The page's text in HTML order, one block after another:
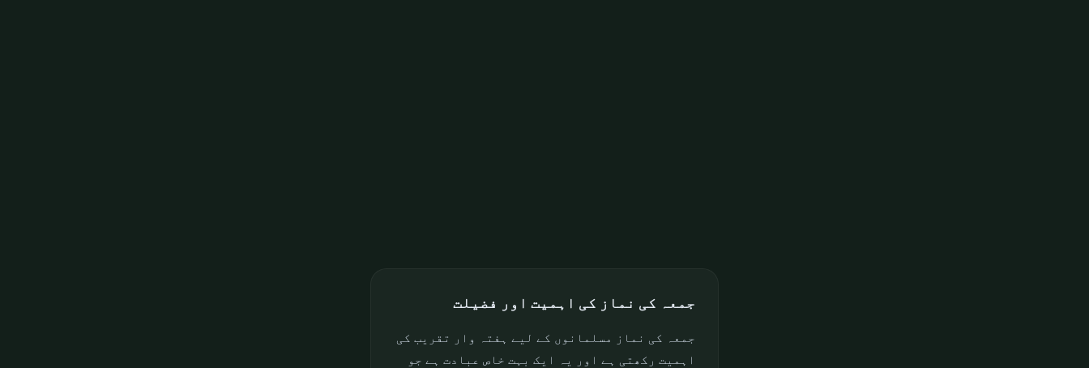
جمعہ کی نماز کی اہمیت اور فضیلت
جمعہ کی نماز مسلمانوں کے لیے ہفتہ وار تقریب کی
اہمیت رکھتی ہے اور یہ ایک بہت خاص عبادت ہے جو